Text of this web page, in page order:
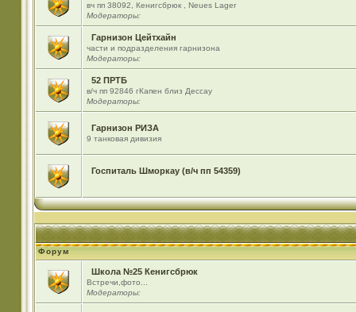
вч пп 38092, Кенигсбрюк , Neues Lager
Модераторы:
Гарнизон Цейтхайн
части и подразделения гарнизона
Модераторы:
52 ПРТБ
в/ч пп 92846 гКапен близ Дессау
Модераторы:
Гарнизон РИЗА
9 танковая дивизия
Госпиталь Шморкау (в/ч пп 54359)
Форум
Школа №25 Кенигсбрюк
Встречи,фото...
Модераторы: